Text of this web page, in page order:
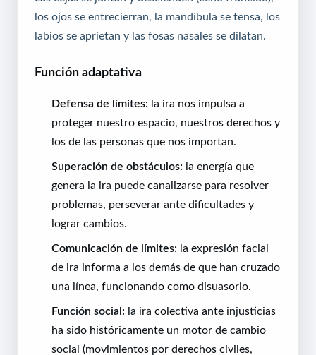
los ojos se entrecierran, la mandíbula se tensa, los
labios se aprietan y las fosas nasales se dilatan.
Función adaptativa
Defensa de límites: la ira nos impulsa a
proteger nuestro espacio, nuestros derechos y
los de las personas que nos importan.
Superación de obstáculos: la energía que
genera la ira puede canalizarse para resolver
problemas, perseverar ante dificultades y
lograr cambios.
Comunicación de límites: la expresión facial
de ira informa a los demás de que han cruzado
una línea, funcionando como disuasorio.
Función social: la ira colectiva ante injusticias
ha sido históricamente un motor de cambio
social (movimientos por derechos civiles,